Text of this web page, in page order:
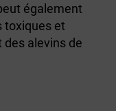
également
toxiques et
alevins de